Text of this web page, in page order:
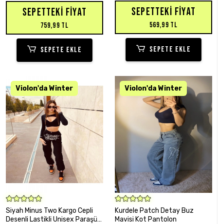
SEPETTEKI FIYAT
759,99 TL
SEPETE EKLE
SEPETTEKI FIYAT
569,99 TL
SEPETE EKLE
SEPETE EKLE
Siyah Minus Two Kargo Cepli
Desenli Lastikli Unisex Paraşüt
SEPETE EKLE
Kurdele Patch Detay Buz
Mavisi Kot Pantolon